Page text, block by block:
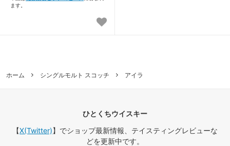
ます。
ホーム シングルモルト スコッチ アイラ
ひとくちウイスキー
【X(Twitter)】でショップ最新情報、テイスティングレビューな
どを更新中です。